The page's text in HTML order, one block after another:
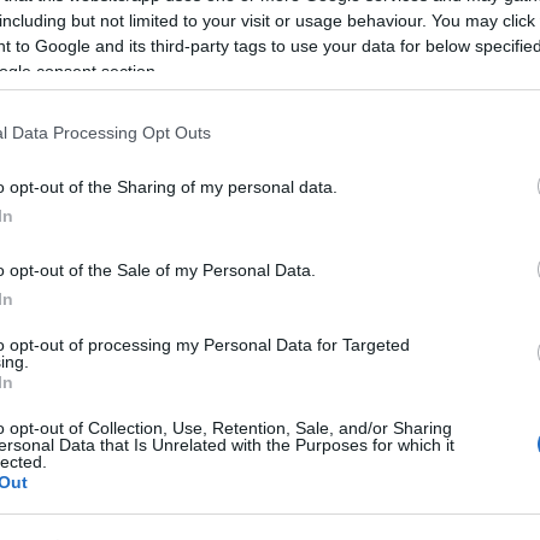
but not limited to your visit or usage behaviour. You may
to Google and its third-party tags to use your data for below
consent section.
Data Processing Opt Outs
opt-out of the Sharing of my personal data.
opt-out of the Sale of my Personal Data.
opt-out of processing my Personal Data for Targeted
opt-out of Collection, Use, Retention, Sale, and/or Sharing
Data that Is Unrelated with the Purposes for which it
Σύμφωνα με την αστυνομία,
Σικάγο, ο οποίος φώναξε «Λευτεριά
του.
18:54